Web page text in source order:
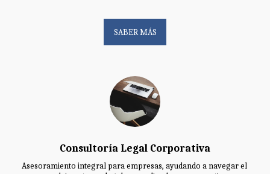
SABER MÁS
Consultoría Legal Corporativa
Asesoramiento integral para empresas, ayudando a navegar el